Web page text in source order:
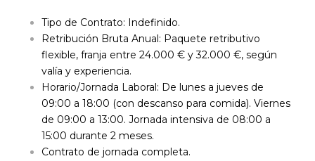
Tipo de Contrato: Indefinido.
Retribución Bruta Anual: Paquete retributivo
flexible, franja entre 24.000 € y 32.000 €, según
valía y experiencia.
Horario/Jornada Laboral: De lunes a jueves de
09:00 a 18:00 (con descanso para comida). Viernes
de 09:00 a 13:00. Jornada intensiva de 08:00 a
15:00 durante 2 meses.
Contrato de jornada completa.